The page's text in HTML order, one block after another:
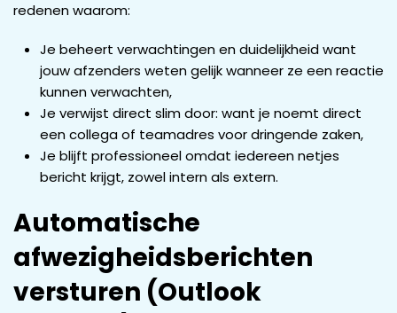
redenen waarom:
Je beheert verwachtingen en duidelijkheid want
jouw afzenders weten gelijk wanneer ze een reactie
kunnen verwachten,
Je verwijst direct slim door: want je noemt direct
een collega of teamadres voor dringende zaken,
Je blijft professioneel omdat iedereen netjes
bericht krijgt, zowel intern als extern.
Automatische
afwezigheidsberichten
versturen (Outlook